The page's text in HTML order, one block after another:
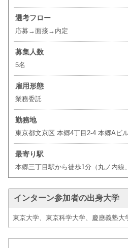
選考フロー
応募→面接→内定
募集人数
5名
雇用形態
業務委託
勤務地
東京都文京区 本郷4丁目2-4 本郷Aビ
最寄り駅
本郷三丁目駅から徒歩1分（丸ノ内線
インターン参加者の出身大学
東京大学、東京科学大学、慶應義塾大